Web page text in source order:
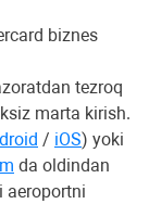
biznes
tezroq
marta kirish.
/ iOS) yoki
da oldindan
aeroportni